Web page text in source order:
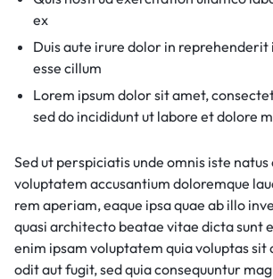
ex
Duis aute irure dolor in
esse cillum
Lorem ipsum dolor sit amet,
sed do incididunt ut labore et dolore
Sed ut perspiciatis unde omnis iste
voluptatem accusantium doloremque
rem aperiam, eaque ipsa quae ab illo
quasi architecto beatae vitae dicta sunt
enim ipsam voluptatem quia voluptas sit
odit aut fugit, sed quia consequuntur